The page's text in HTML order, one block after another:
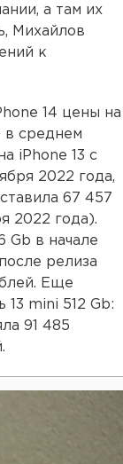
а там их
Михайлов
к
14 цены на
в среднем
iPhone 13 с
2022 года,
67 457
2022 года).
Gb в начале
релиза
Еще
mini 512 Gb:
91 485